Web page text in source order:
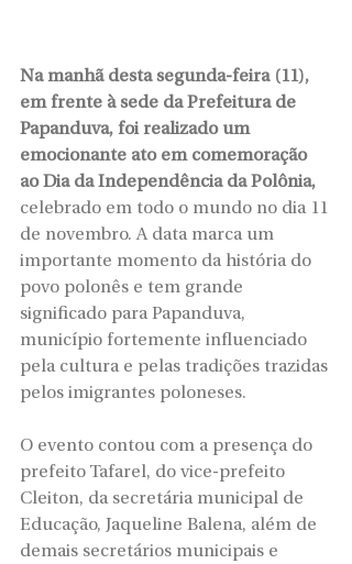
Na manhã desta segunda-feira (11),
em frente à sede da Prefeitura de
Papanduva, foi realizado um
emocionante ato em comemoração
ao Dia da Independência da Polônia,
celebrado em todo o mundo no dia 11
de novembro. A data marca um
importante momento da história do
povo polonês e tem grande
significado para Papanduva,
município fortemente influenciado
pela cultura e pelas tradições trazidas
pelos imigrantes poloneses.
O evento contou com a presença do
prefeito Tafarel, do vice-prefeito
Cleiton, da secretária municipal de
Educação, Jaqueline Balena, além de
demais secretários municipais e